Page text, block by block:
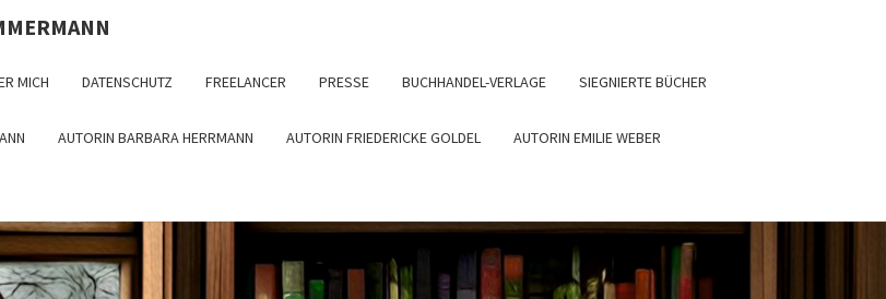
MICH DATENSCHUTZ FREELANCER PRESSE BUCHHANDEL-VERLAGE SIEGNIERTE BÜCHER
AUTORIN BARBARA HERRMANN AUTORIN FRIEDERICKE GOLDEL AUTORIN EMILIE WEBER